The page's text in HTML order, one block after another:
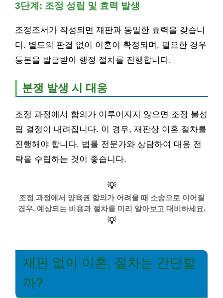
3단계: 조정 성립 및 효력 발생
조정조서가 작성되면 재판과 동일한 효력을 갖습니
다. 별도의 판결 없이 이혼이 확정되며, 필요한 경우
등본을 발급받아 행정 절차를 진행합니다.
분쟁 발생 시 대응
조정 과정에서 합의가 이루어지지 않으면 조정 불성
립 결정이 내려집니다. 이 경우, 재판상 이혼 절차를
진행해야 합니다. 법률 전문가와 상담하여 대응 전
략을 수립하는 것이 좋습니다.
💡
조정 과정에서 양육권 합의가 어려울 때 소송으로 이어질
경우, 예상되는 비용과 절차를 미리 알아보고 대비하세요.
💡
재판 없이 이혼, 절차는 간단할
까?